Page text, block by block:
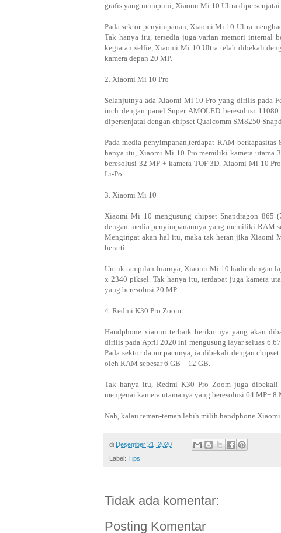
grafis yang mumpuni, Xiaomi Mi 10 Ultra dipersenjatai
Pada sektor penyimpanan, Xiaomi Mi 10 Ultra
Tak hanya itu, tersedia juga varian memori internal
kegiatan selfie, Xiaomi Mi 10 Ultra telah dibekali
kamera depan 20 MP.
2. Xiaomi Mi 10 Pro
Selanjutnya ada Xiaomi Mi 10 Pro yang dirilis pada
inch dengan panel Super AMOLED beresolusi
dipersenjatai dengan chipset Qualcomm SM8250
Pada media penyimpanan,terdapat RAM
hanya itu, Xiaomi Mi 10 Pro memiliki kamera utama
beresolusi 32 MP + kamera TOF 3D. Xiaomi Mi 10
Li-Po.
3. Xiaomi Mi 10
Xiaomi Mi 10 mengusung chipset Snapdragon 865
dengan media penyimpanannya yang memiliki RAM
Mengingat akan hal itu, maka tak heran jika Xiaomi
berarti.
Untuk tampilan luarnya, Xiaomi Mi 10 hadir dengan
x 2340 piksel. Tak hanya itu, terdapat juga kamera
yang beresolusi 20 MP.
4. Redmi K30 Pro Zoom
Handphone xiaomi terbaik berikutnya yang akan
dirilis pada April 2020 ini mengusung layar seluas
Pada sektor dapur pacunya, ia dibekali dengan
oleh RAM sebesar 6 GB – 12 GB.
Tak hanya itu, Redmi K30 Pro Zoom juga dibekali
mengenai kamera utamanya yang beresolusi 64 MP+ 8
Nah, kalau teman-teman lebih milih handphone Xiaomi
di Desember 21, 2020
Label: Tips
Tidak ada komentar:
Posting Komentar